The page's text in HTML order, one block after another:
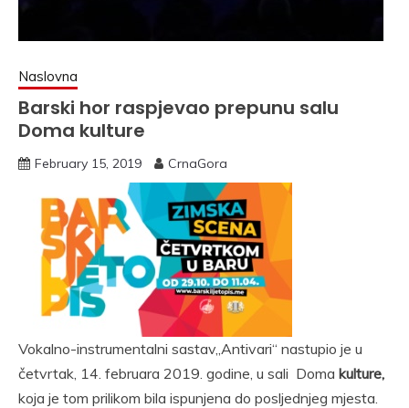
Naslovna
Barski hor raspjevao prepunu salu
Doma kulture
February 15, 2019 CrnaGora
Vokalno-instrumentalni sastav„Antivari“ nastupio je u
četvrtak, 14. februara 2019. godine, u sali Doma kulture,
koja je tom prilikom bila ispunjena do posljednjeg mjesta.